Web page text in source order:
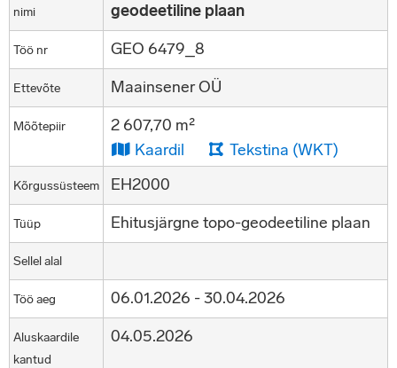
nimi
geodeetiline plaan
Töö nr GEO 6479_8
Ettevõte Maainsener OÜ
Mõõtepiir
2 607,70 m²
Kaardil
Tekstina (WKT)
Kõrgussüsteem EH2000
Tüüp Ehitusjärgne topo-geodeetiline plaan
Sellel alal
Töö aeg 06.01.2026 - 30.04.2026
Aluskaardile
kantud
04.05.2026